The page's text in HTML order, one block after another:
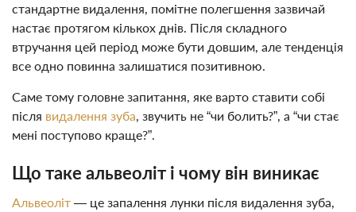
стандартне видалення, помітне полегшення зазвичай
настає протягом кількох днів. Після складного
втручання цей період може бути довшим, але тенденція
все одно повинна залишатися позитивною.
Саме тому головне запитання, яке варто ставити собі
після видалення зуба, звучить не “чи болить?”, а “чи стає
мені поступово краще?”.
Що таке альвеоліт і чому він виникає
Альвеоліт — це запалення лунки після видалення зуба,